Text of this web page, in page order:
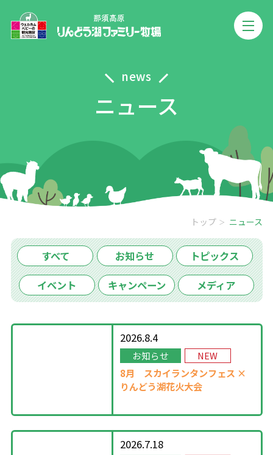
news
ニュース
トップ ニュース
すべて お知らせ トピックス
イベント キャンペーン メディア
2026.8.4
お知らせ NEW
8月 スカイランタンフェス ×
りんどう湖花火大会
2026.7.18